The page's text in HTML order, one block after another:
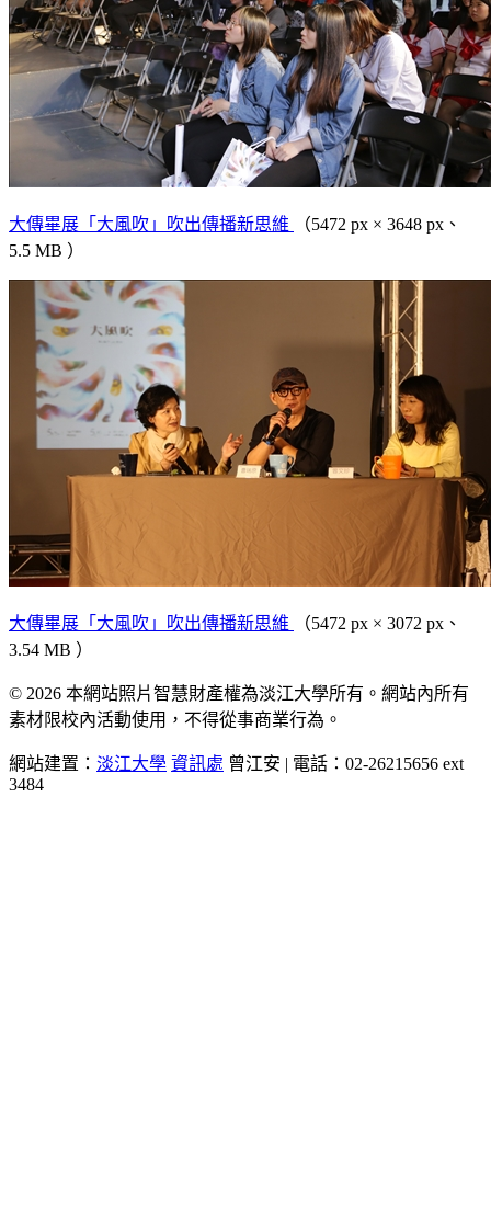
大傳畢展「大風吹」吹出傳播新思維
（5472 px × 3648 px、
5.5 MB ）
大傳畢展「大風吹」吹出傳播新思維
（5472 px × 3072 px、
3.54 MB ）
© 2026 本網站照片智慧財產權為淡江大學所有。網站內所有
素材限校內活動使用，不得從事商業行為。
網站建置： 淡江大學 資訊處 曾江安 | 電話：02-26215656 ext
3484